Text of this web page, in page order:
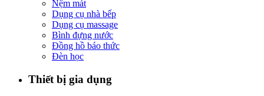
Nệm mát
Dụng cụ nhà bếp
Dụng cụ massage
Bình đựng nước
Đồng hồ báo thức
Đèn học
Thiết bị gia dụng